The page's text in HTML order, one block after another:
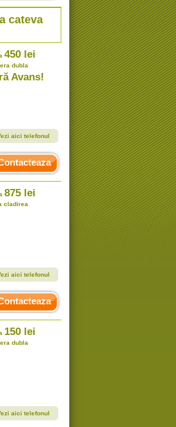
cateva
450 lei
dubla
Avans!
aici telefonul
875 lei
cladirea
aici telefonul
150 lei
dubla
aici telefonul